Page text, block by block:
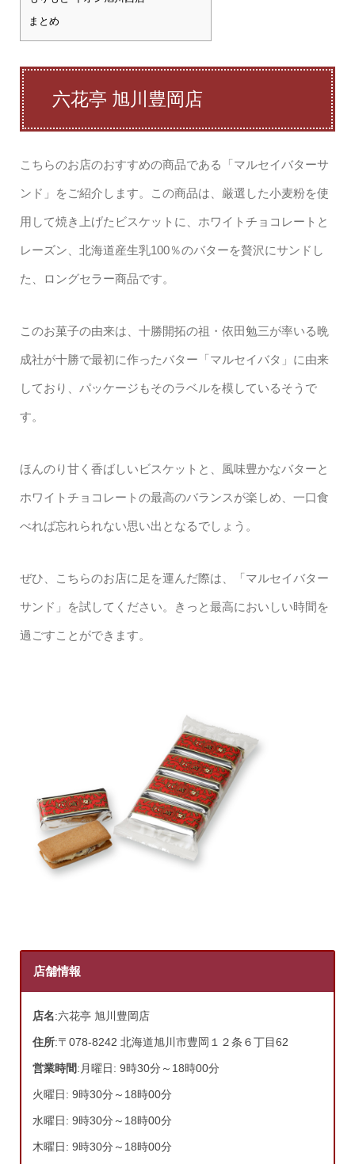
まとめ
六花亭 旭川豊岡店
こちらのお店のおすすめの商品である「マルセイバターサ
ンド」をご紹介します。この商品は、厳選した小麦粉を使
用して焼き上げたビスケットに、ホワイトチョコレートと
レーズン、北海道産生乳100％のバターを贅沢にサンドし
た、ロングセラー商品です。
このお菓子の由来は、十勝開拓の祖・依田勉三が率いる晩
成社が十勝で最初に作ったバター「マルセイバタ」に由来
しており、パッケージもそのラベルを模しているそうで
す。
ほんのり甘く香ばしいビスケットと、風味豊かなバターと
ホワイトチョコレートの最高のバランスが楽しめ、一口食
べれば忘れられない思い出となるでしょう。
ぜひ、こちらのお店に足を運んだ際は、「マルセイバター
サンド」を試してください。きっと最高においしい時間を
過ごすことができます。
店舗情報
店名:六花亭 旭川豊岡店
住所:〒078-8242 北海道旭川市豊岡１２条６丁目62
営業時間:月曜日: 9時30分～18時00分
火曜日: 9時30分～18時00分
水曜日: 9時30分～18時00分
木曜日: 9時30分～18時00分